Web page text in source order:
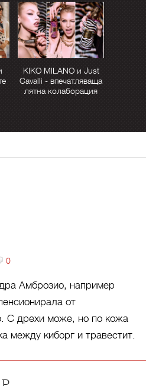
KIKO MILANO и Just
Cavalli - впечатляваща
лятна колаборация
0
Амброзио, например
от
С дрехи може, но по кожа
между киборг и травестит.